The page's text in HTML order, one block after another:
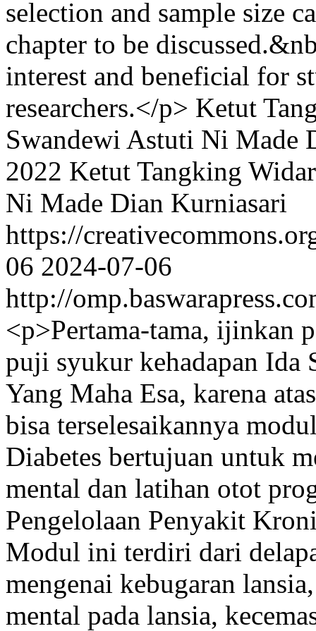
selection and sample size
chapter to be
interest and beneficial for
researchers.</p> Ketut
Swandewi Astuti Ni Made
2022 Ketut Tangking
Ni Made Dian Kurniasari
https://
06 2024-07-06
http://
<p>Pertama-tama, ijinkan
puji syukur kehadapan Ida
Yang Maha Esa, karena
bisa terselesaikannya
Diabetes bertujuan untuk
mental dan latihan otot
Pengelolaan Penyakit
Modul ini terdiri dari
mengenai kebugaran
mental pada lansia,